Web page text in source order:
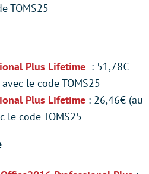
TOMS25
Plus Lifetime : 51,78€
le code TOMS25
Plus Lifetime : 26,46€ (au
le code TOMS25